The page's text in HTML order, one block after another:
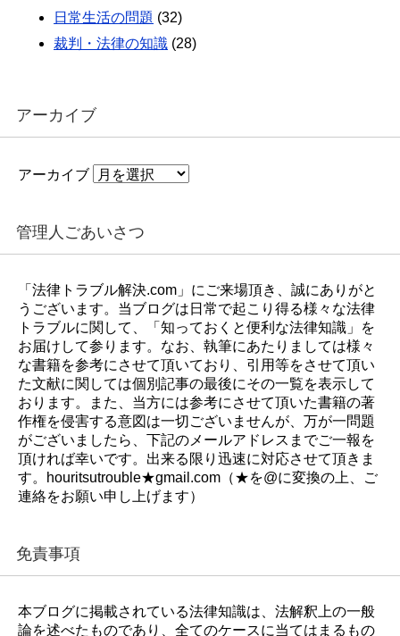
日常生活の問題 (32)
裁判・法律の知識 (28)
アーカイブ
アーカイブ
管理人ごあいさつ
「法律トラブル解決.com」にご来場頂き、誠にありがと
うございます。当ブログは日常で起こり得る様々な法律
トラブルに関して、「知っておくと便利な法律知識」を
お届けして参ります。なお、執筆にあたりましては様々
な書籍を参考にさせて頂いており、引用等をさせて頂い
た文献に関しては個別記事の最後にその一覧を表示して
おります。また、当方には参考にさせて頂いた書籍の著
作権を侵害する意図は一切ございませんが、万が一問題
がございましたら、下記のメールアドレスまでご一報を
頂ければ幸いです。出来る限り迅速に対応させて頂きま
す。houritsutrouble★gmail.com（★を@に変換の上、ご
連絡をお願い申し上げます）
免責事項
本ブログに掲載されている法律知識は、法解釈上の一般
論を述べたものであり、全てのケースに当てはまるもの